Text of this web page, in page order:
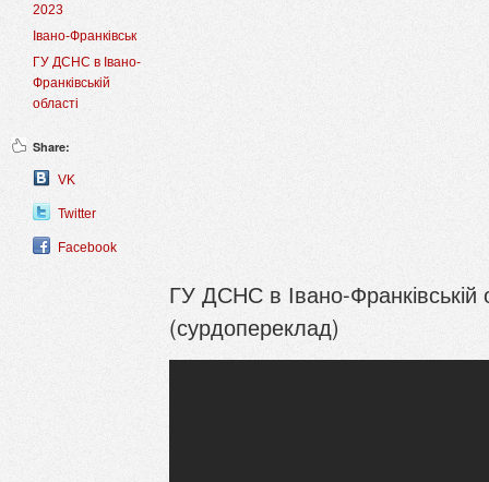
2023
Івано-Франківськ
ГУ ДСНС в Івано-
Франківській
області
Share:
VK
Twitter
Facebook
ГУ ДСНС в Івано-Франківській
(сурдопереклад)